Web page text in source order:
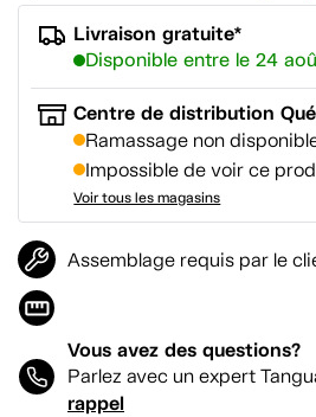
Livraison gratuite*
Disponible entre le 24
Centre de distribution
Ramassage non
Impossible de voir ce
Voir tous les magasins
Assemblage requis par le
Vous avez des questions?
Parlez avec un expert
rappel